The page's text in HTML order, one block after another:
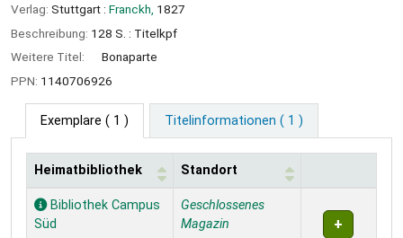
Verlag: Stuttgart : Franckh, 1827
Beschreibung: 128 S. : Titelkpf
Weitere Titel:
Bonaparte
PPN: 1140706926
Exemplare ( 1 ) Titelinformationen ( 1 )
Exemplare
Heimatbibliothek Standort
Bibliothek Campus
Süd
Geschlossenes
Magazin